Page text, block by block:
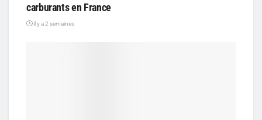
carburants en France
il y a 2 semaines